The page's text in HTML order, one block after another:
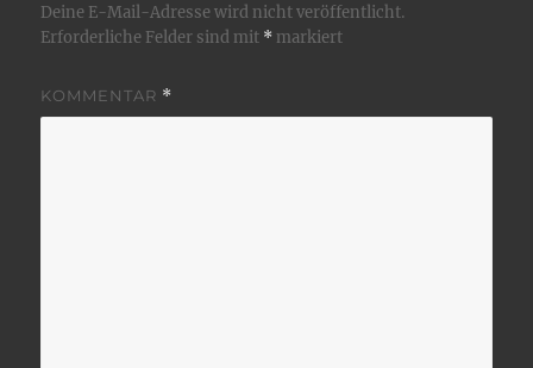
Deine E-Mail-Adresse wird nicht veröffentlicht.
Erforderliche Felder sind mit * markiert
KOMMENTAR *